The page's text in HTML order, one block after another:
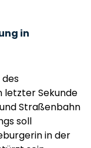
in
letzter Sekunde
Straßenbahn
soll
in der